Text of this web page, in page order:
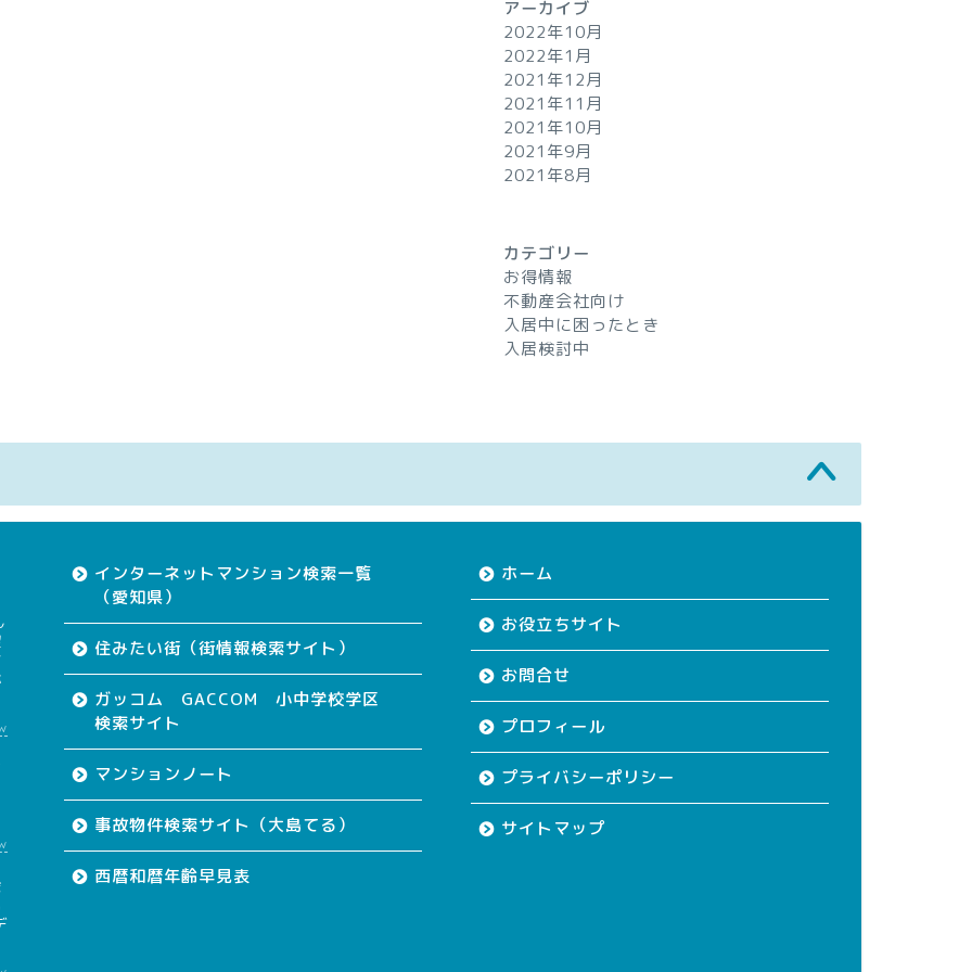
アーカイブ
2022年10月
2022年1月
2021年12月
2021年11月
2021年10月
2021年9月
2021年8月
カテゴリー
お得情報
不動産会社向け
入居中に困ったとき
入居検討中
インターネットマンション検索一覧
（愛知県）
住みたい街（街情報検索サイト）
ガッコム GACCOM 小中学校学区
検索サイト
マンションノート
事故物件検索サイト（大島てる）
西暦和暦年齢早見表
ホーム
お役立ちサイト
お問合せ
プロフィール
プライバシーポリシー
サイトマップ